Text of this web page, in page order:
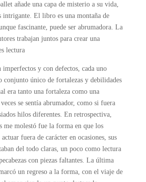
añade una capa de misterio a su vida,
intrigante. El libro es una montaña de
fascinante, puede ser abrumadora. La
trabajan juntos para crear una
lectura
imperfectos y con defectos, cada uno
conjunto único de fortalezas y debilidades
era tanto una fortaleza como una
se sentía abrumador, como si fuera
hilos diferentes. En retrospectiva,
me molestó fue la forma en que los
fuera de carácter en ocasiones, sus
del todo claras, un poco como lectura
con piezas faltantes. La última
un regreso a la forma, con el viaje de